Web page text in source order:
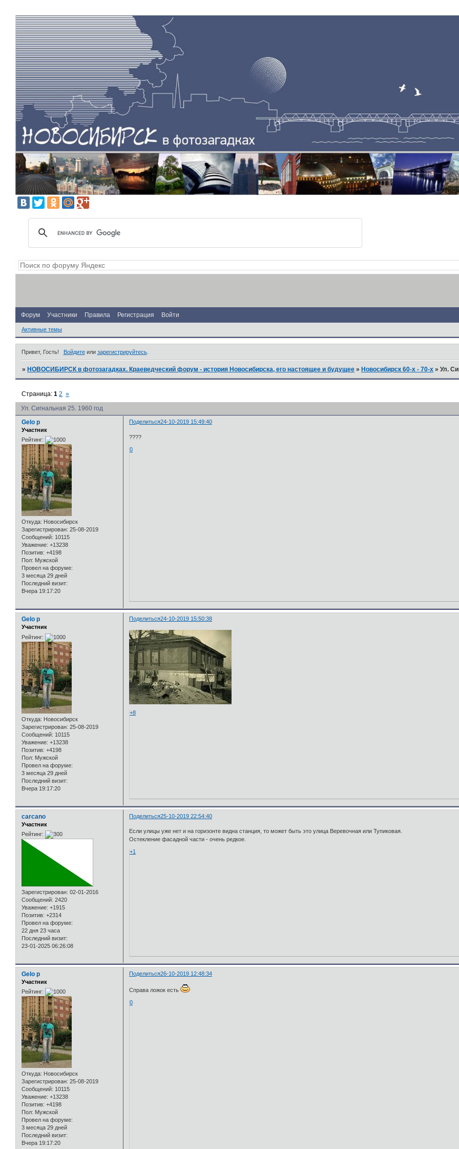
Форум Участники Правила Регистрация Войти
Активные темы
Привет, Гость! Войдитеили зарегистрируйтесь.
»НОВОСИБИРСК в фотозагадках. Краеведческий форум - история Новосибирска, его настоящее и будущее »Новосибирск 60-х - 70-х »Ул.
Ул. Сигнальная 25. 1960 год
Страница:1 2 »
Поделиться24-10-2019 15:49:40
Gelo p
Участник
Рейтинг:
Откуда: Новосибирск
Зарегистрирован: 25-08-2019
Сообщений: 10115
Уважение: +13238
Позитив: +4198
Пол: Мужской
Провел на форуме:
3 месяца 29 дней
Последний визит:
Вчера 19:17:20
????
0
Поделиться24-10-2019 15:50:38
Gelo p
Участник
Рейтинг:
Откуда: Новосибирск
Зарегистрирован: 25-08-2019
Сообщений: 10115
Уважение: +13238
Позитив: +4198
Пол: Мужской
Провел на форуме:
3 месяца 29 дней
Последний визит:
Вчера 19:17:20
+8
Поделиться25-10-2019 22:54:40
carcano
Участник
Рейтинг:
Зарегистрирован: 02-01-2016
Сообщений: 2420
Уважение: +1915
Позитив: +2314
Провел на форуме:
22 дня 23 часа
Последний визит:
23-01-2025 06:26:08
Если улицы уже нет и на горизонте видна станция, то может быть это улица Веревочная или Тупиковая.
Остекление фасадной части - очень редкое.
+1
Поделиться26-10-2019 12:48:34
Gelo p
Участник
Рейтинг:
Откуда: Новосибирск
Зарегистрирован: 25-08-2019
Сообщений: 10115
Уважение: +13238
Позитив: +4198
Пол: Мужской
Провел на форуме:
3 месяца 29 дней
Последний визит:
Вчера 19:17:20
Справа ложок есть
0